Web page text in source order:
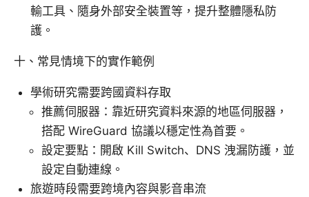
輸工具、隨身外部安全裝置等，提升整體隱私防
護。
十、常見情境下的實作範例
學術研究需要跨國資料存取
推薦伺服器：靠近研究資料來源的地區伺服器，
搭配 WireGuard 協議以穩定性為首要。
設定要點：開啟 Kill Switch、DNS 洩漏防護，並
設定自動連線。
旅遊時段需要跨境內容與影音串流